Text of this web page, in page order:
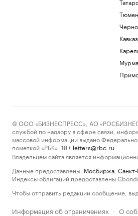
Кавказ
© ООО «БИЗНЕСПРЕСС», АО
службой по надзору в сфере связи,
массовой информации выдано
пометкой «РБК».
18+ letters@rbc.ru
Владельцем сайта является
Данные предоставлены: Мосбиржа
Индексы облигаций предоставлены
Чтобы отправить редакции сообщение,
Информация об ограничениях · О